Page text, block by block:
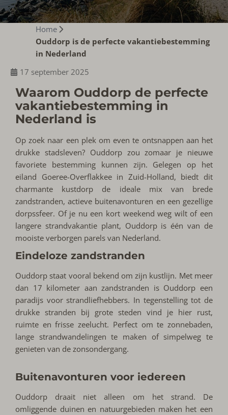
Home
Ouddorp is de perfecte vakantiebestemming
in Nederland
17 september 2025
Waarom Ouddorp de perfecte
vakantiebestemming in
Nederland is
Op zoek naar een plek om even te ontsnappen aan het
drukke stadsleven? Ouddorp zou zomaar je nieuwe
favoriete bestemming kunnen zijn. Gelegen op het
eiland Goeree-Overflakkee in Zuid-Holland, biedt dit
charmante kustdorp de ideale mix van brede
zandstranden, actieve buitenavonturen en een gezellige
dorpssfeer. Of je nu een kort weekend weg wilt of een
langere strandvakantie plant, Ouddorp is één van de
mooiste verborgen parels van Nederland.
Eindeloze zandstranden
Ouddorp staat vooral bekend om zijn kustlijn. Met meer
dan 17 kilometer aan zandstranden is Ouddorp een
paradijs voor strandliefhebbers. In tegenstelling tot de
drukke stranden bij grote steden vind je hier rust,
ruimte en frisse zeelucht. Perfect om te zonnebaden,
lange strandwandelingen te maken of simpelweg te
genieten van de zonsondergang.
Buitenavonturen voor iedereen
Ouddorp draait niet alleen om het strand. De
omliggende duinen en natuurgebieden maken het een